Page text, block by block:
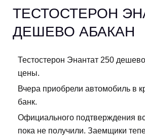
ТЕСТОСТЕРОН
ДЕШЕВО АБАКАН
Тестостерон Энантат 250
цены.
Вчера приобрели автомобиль в
банк.
Официального подтверждения
пока не получили. Заемщики